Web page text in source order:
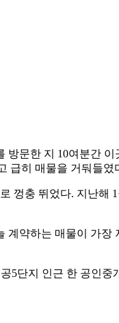
문한 지 10여분간 이
급히 매물을 거둬들였
껑충 뛰었다. 지난해
약하는 매물이 가장
5단지 인근 한 공인중